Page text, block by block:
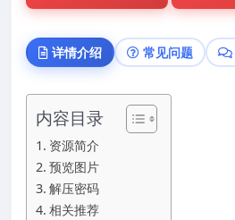
详情介绍 常见问题
内容目录
资源简介
预览图片
解压密码
相关推荐